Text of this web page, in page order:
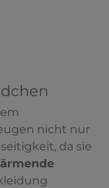
nicht nur
da sie